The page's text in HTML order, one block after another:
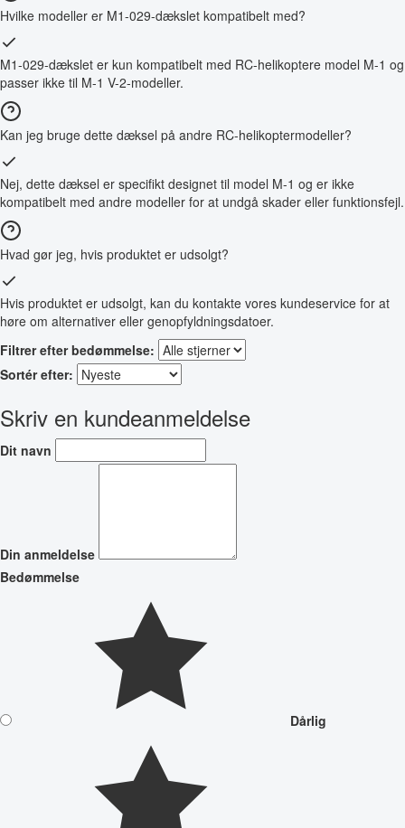
Hvilke modeller er M1-029-dækslet kompatibelt med?
M1-029-dækslet er kun kompatibelt med RC-helikoptere model M-1 og
passer ikke til M-1 V-2-modeller.
Kan jeg bruge dette dæksel på andre RC-helikoptermodeller?
Nej, dette dæksel er specifikt designet til model M-1 og er ikke
kompatibelt med andre modeller for at undgå skader eller funktionsfejl.
Hvad gør jeg, hvis produktet er udsolgt?
Hvis produktet er udsolgt, kan du kontakte vores kundeservice for at
høre om alternativer eller genopfyldningsdatoer.
Filtrer efter bedømmelse:
Sortér efter:
Skriv en kundeanmeldelse
Dit navn
Din anmeldelse
Bedømmelse
Dårlig